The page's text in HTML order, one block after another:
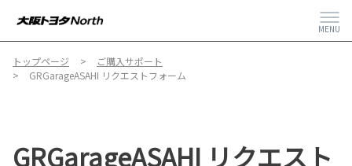
MENU
トップページ
ご購入サポート
GRGarageASAHI リクエストフォーム
GRGarageASAHI リクエスト